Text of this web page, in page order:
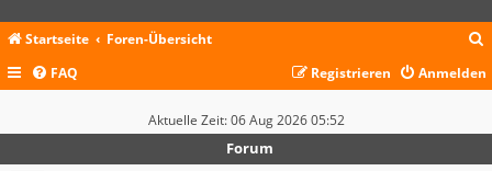
Startseite Foren-Übersicht
c
FAQ Anmelden
Registrieren
Aktuelle Zeit: 06 Aug 2026 05:52
Forum